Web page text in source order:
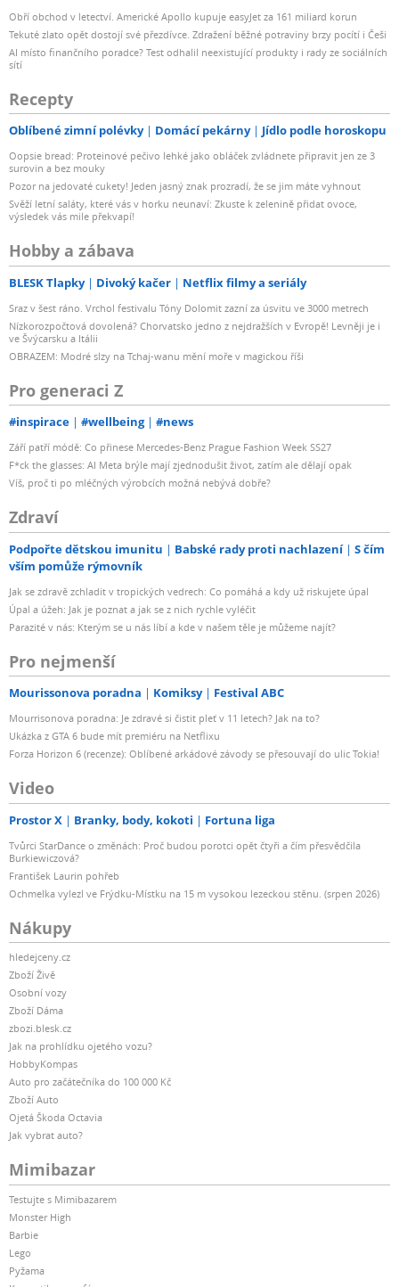
Obří obchod v letectví. Americké Apollo kupuje easyJet za 161 miliard korun
Tekuté zlato opět dostojí své přezdívce. Zdražení běžné potraviny brzy pocítí i Češi
AI místo finančního poradce? Test odhalil neexistující produkty i rady ze sociálních
sítí
Recepty
Oblíbené zimní polévky Domácí pekárny Jídlo podle horoskopu
Oopsie bread: Proteinové pečivo lehké jako obláček zvládnete připravit jen ze 3
surovin a bez mouky
Pozor na jedovaté cukety! Jeden jasný znak prozradí, že se jim máte vyhnout
Svěží letní saláty, které vás v horku neunaví: Zkuste k zelenině přidat ovoce,
výsledek vás mile překvapí!
Hobby a zábava
BLESK Tlapky Divoký kačer Netflix filmy a seriály
Sraz v šest ráno. Vrchol festivalu Tóny Dolomit zazní za úsvitu ve 3000 metrech
Nízkorozpočtová dovolená? Chorvatsko jedno z nejdražších v Evropě! Levněji je i
ve Švýcarsku a Itálii
OBRAZEM: Modré slzy na Tchaj-wanu mění moře v magickou říši
Pro generaci Z
#inspirace #wellbeing #news
Září patří módě: Co přinese Mercedes-Benz Prague Fashion Week SS27
F*ck the glasses: AI Meta brýle mají zjednodušit život, zatím ale dělají opak
Víš, proč ti po mléčných výrobcích možná nebývá dobře?
Zdraví
Podpořte dětskou imunitu Babské rady proti nachlazení
S čím
vším pomůže rýmovník
Jak se zdravě zchladit v tropických vedrech: Co pomáhá a kdy už riskujete úpal
Úpal a úžeh: Jak je poznat a jak se z nich rychle vyléčit
Parazité v nás: Kterým se u nás líbí a kde v našem těle je můžeme najít?
Pro nejmenší
Mourissonova poradna Komiksy Festival ABC
Mourrisonova poradna: Je zdravé si čistit pleť v 11 letech? Jak na to?
Ukázka z GTA 6 bude mít premiéru na Netflixu
Forza Horizon 6 (recenze): Oblíbené arkádové závody se přesouvají do ulic Tokia!
Video
Prostor X Branky, body, kokoti Fortuna liga
Tvůrci StarDance o změnách: Proč budou porotci opět čtyři a čím přesvědčila
Burkiewiczová?
František Laurin pohřeb
Ochmelka vylezl ve Frýdku-Místku na 15 m vysokou lezeckou stěnu. (srpen 2026)
Nákupy
hledejceny.cz
Zboží Živě
Osobní vozy
Zboží Dáma
zbozi.blesk.cz
Jak na prohlídku ojetého vozu?
HobbyKompas
Auto pro začátečníka do 100 000 Kč
Zboží Auto
Ojetá Škoda Octavia
Jak vybrat auto?
Mimibazar
Testujte s Mimibazarem
Monster High
Barbie
Lego
Pyžama